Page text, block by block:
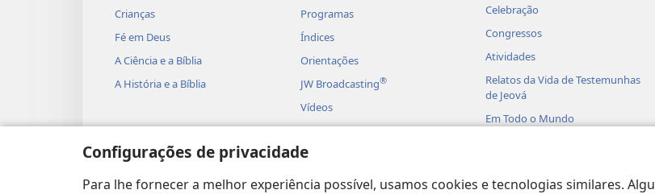
Configurações de privacidade
Para lhe fornecer a melhor experiência possível, usamos cookies e tecnologias similares.
Crianças
Fé em Deus
A Ciência e a Bíblia
A História e a Bíblia
Programas
Índices
Orientações
JW Broadcasting®
Vídeos
Músicas
Peças Teatrais em Áudio
Leituras Bíblicas Dramatizadas
Celebração
Congressos
Atividades
Relatos da Vida de Testemunhas
de Jeová
Em Todo o Mundo